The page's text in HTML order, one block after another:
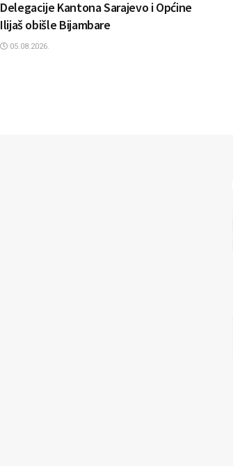
Delegacije Kantona Sarajevo i Općine
Ilijaš obišle Bijambare
05.08.2026.